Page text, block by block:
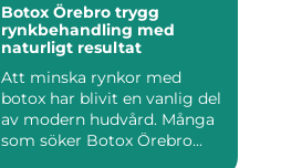
Botox Örebro trygg
rynkbehandling med
naturligt resultat
Att minska rynkor med
botox har blivit en vanlig del
av modern hudvård. Många
som söker Botox Örebro...